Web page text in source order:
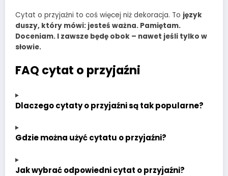
Cytat o przyjaźni to coś więcej niż dekoracja. To język
duszy, który mówi: jesteś ważna. Pamiętam.
Doceniam. I zawsze będę obok – nawet jeśli tylko w
słowie.
FAQ cytat o przyjaźni
Dlaczego cytaty o przyjaźni są tak popularne?
Gdzie można użyć cytatu o przyjaźni?
Jak wybrać odpowiedni cytat o przyjaźni?